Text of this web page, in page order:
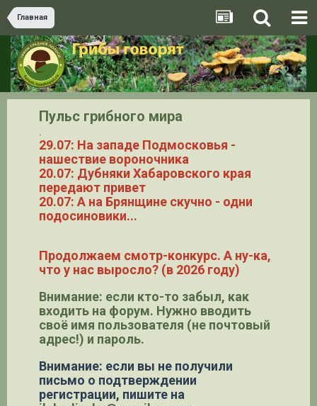
Главная
Пульс грибного мира
.
29.07: На западе Подмосковья -
нашествие вороночника
20.07: Дубняки Хабаровского края
передают привет
20.07: А на Брянщине скучно - одни
подосиновики...
Продолжаем смотр-конкурс. А ну-ка,
что у нас выросло? (в 2026 году)
Внимание: если кто-то забыл, как
входить на форум. Нужно вводить
своё имя пользователя (не почтовый
адрес!) и пароль.
Внимание: если вы не получили
письмо о подтверждении
регистрации, пишите на